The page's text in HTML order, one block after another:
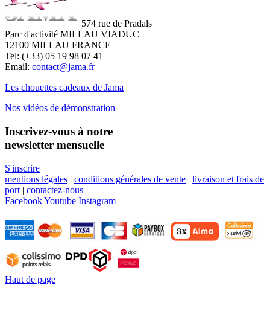
574 rue de Pradals
Parc d'activité MILLAU VIADUC
12100 MILLAU FRANCE
Tel: (+33) 05 19 98 07 41
Email: contact@jama.fr
Les chouettes cadeaux de Jama
Nos vidéos de démonstration
Inscrivez-vous à notre
newsletter mensuelle
S'inscrire
mentions légales | conditions générales de vente | livraison et frais de
port | contactez-nous
FacebookYoutube Instagram
Haut de page